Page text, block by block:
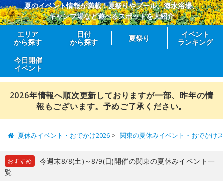
夏のイベント情報が満載！夏祭りやプール、海水浴場、
キャンプ場など遊べるスポットを大紹介
エリア
から探す
日付
から探す
夏祭り
イベント
ランキング
今日開催
イベント
2026年情報へ順次更新しておりますが一部、昨年の情
報もございます。予めご了承ください。
夏休みイベント・おでかけ2026 関東の夏休みイベント・おでかけ
おすすめ
今週末8/8(土)～8/9(日)開催の関東の夏休みイベント一
覧